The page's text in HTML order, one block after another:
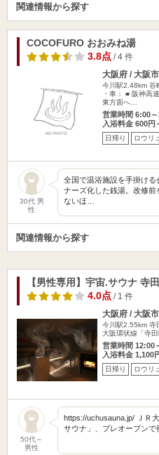
関連情報から探す
COCOFURO おおみね湯
3.8点/ 4 件
大阪府 / 大阪
今川駅2.48km 谷
・車： ■ 阪神高
東方面へ…
営業時間 6:00
入浴料金 600円
日帰り ロウリュ
30代 男
性
全国で温浴施設を手掛ける
ナーズ化した銭湯。改修
ないほ…
関連情報から探す
【男性専用】宇宙.サウナ 寺
4.0点/ 1 件
大阪府 / 大阪
今川駅2.55km 寺
大阪環状線「寺
営業時間 12:00
入浴料金 1,100
日帰り ロウリュ
50代～
男性
https://uchusauna.jp/ ＪＲ
サウナ」、プレオープンで